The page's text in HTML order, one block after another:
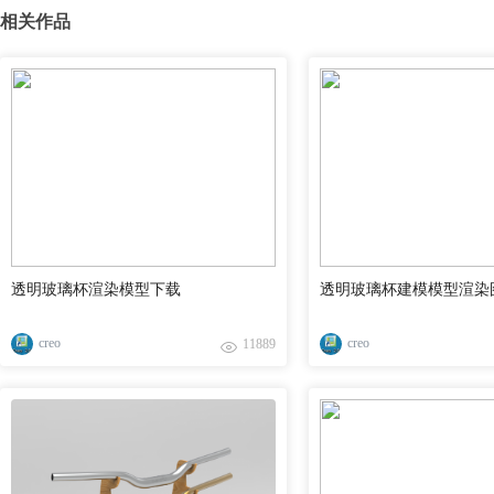
相关作品
透明玻璃杯渲染模型下载
creo 11889
透明玻璃杯建模模型渲染
creo